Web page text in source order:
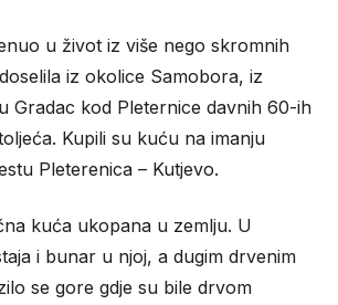
u život iz više nego skromnih
iz okolice Samobora, iz
Gradac kod Pleternice davnih 60-ih
Kupili su kuću na imanju
Pleterenica – Kutjevo.
kuća ukopana u zemlju. U
i bunar u njoj, a dugim drvenim
se gore gdje su bile drvom